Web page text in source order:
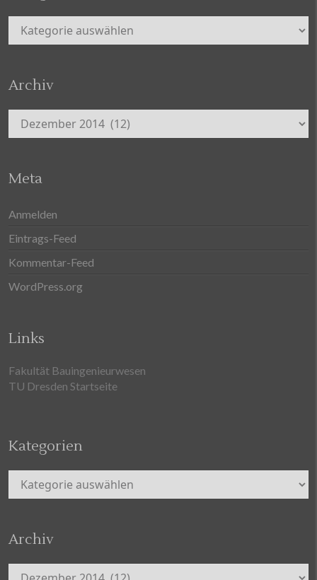
Kategorien
Archiv
Archiv
Meta
Anmelden
Eintrags-Feed
Kommentar-Feed
WordPress.org
Links
Fakultät Bauingenieurwesen
TU Dresden Startseite
Kategorien
Kategorien
Archiv
Archiv